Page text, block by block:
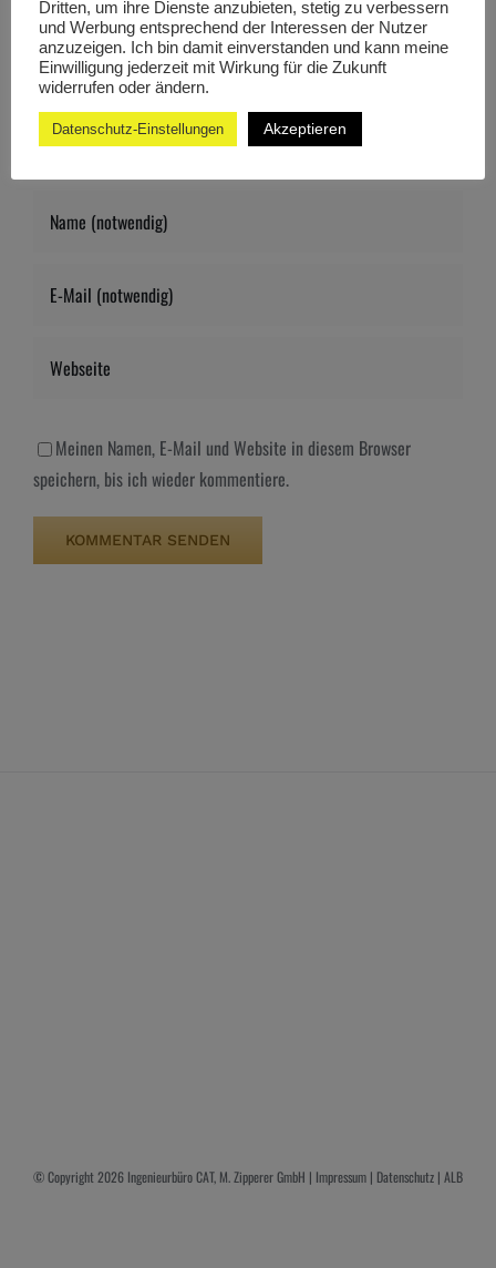
Kommentar
Meinen Namen, E-Mail und Website in diesem Browser
speichern, bis ich wieder kommentiere.
© Copyright2026 Ingenieurbüro CAT, M. Zipperer GmbH | Impressum | Datenschutz | ALB
Dritten, um ihre Dienste anzubieten, stetig zu verbessern
und Werbung entsprechend der Interessen der Nutzer
anzuzeigen. Ich bin damit einverstanden und kann meine
Einwilligung jederzeit mit Wirkung für die Zukunft
widerrufen oder ändern.
Datenschutz-Einstellungen Akzeptieren